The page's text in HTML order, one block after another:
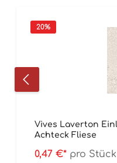
20%
Vives Laverton
Achteck Fliese
0,47 €* pro Stück